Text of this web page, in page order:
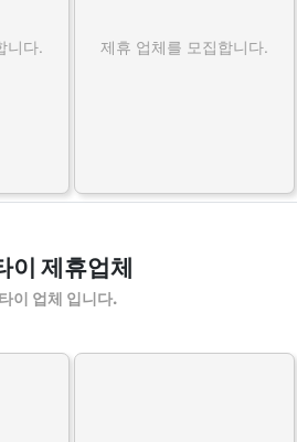
니다. 제휴 업체를 모집합니다.
이 제휴업체
이 업체 입니다.